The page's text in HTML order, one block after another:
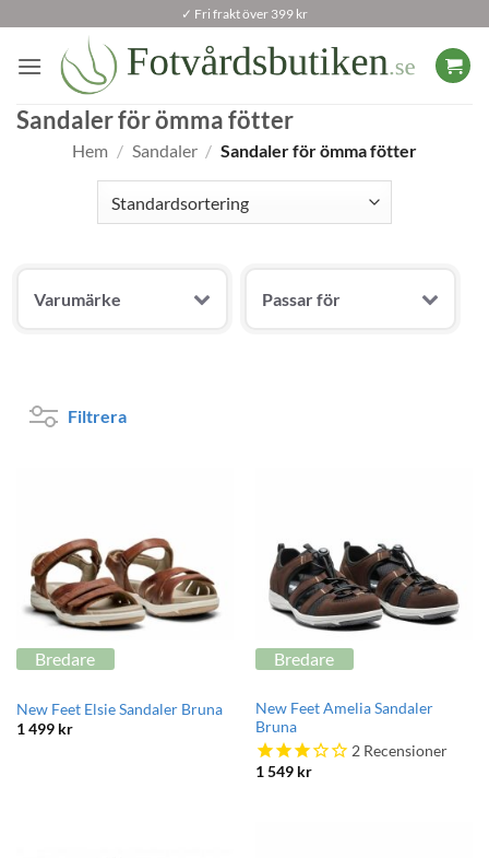
content
✓ Fri frakt över 399 kr
Sandaler för ömma fötter
Hem / Sandaler / Sandaler för ömma fötter
Varumärke Passar för
Filtrera
Bredare
New Feet Elsie Sandaler Bruna
1 499 kr
Bredare
New Feet Amelia Sandaler
Bruna
2Recensioner
1 549 kr